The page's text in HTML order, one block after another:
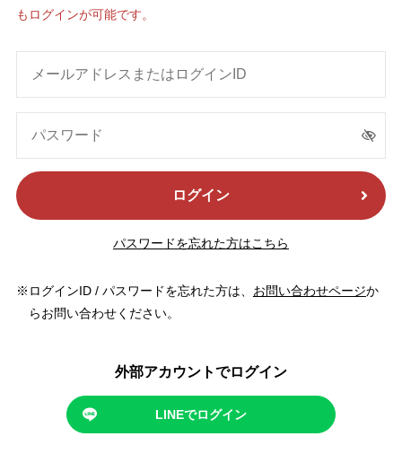
もログインが可能です。
ログイン
パスワードを忘れた方はこちら
ログインID / パスワードを忘れた方は、 お問い合わせページか
らお問い合わせください。
外部アカウントでログイン
LINEでログイン